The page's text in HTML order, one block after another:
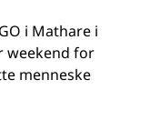
i Mathare i
weekend for
menneske